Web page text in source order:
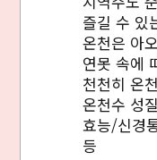
즐길 수 있
온천은 아
연못 속에
천천히 온
온천수 성
효능/신경
등